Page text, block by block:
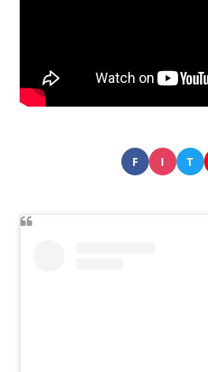
F I T